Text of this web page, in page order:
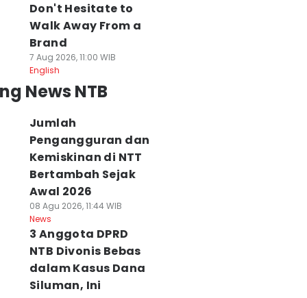
Don't Hesitate to
Walk Away From a
Brand
7 Aug 2026, 11:00 WIB
English
News NTB
Jumlah
Pengangguran dan
Kemiskinan di NTT
Bertambah Sejak
Awal 2026
08 Agu 2026, 11:44 WIB
News
3 Anggota DPRD
NTB Divonis Bebas
dalam Kasus Dana
Siluman, Ini